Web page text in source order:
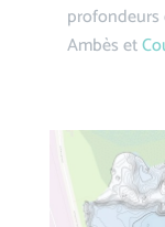
profondeurs
Ambès et